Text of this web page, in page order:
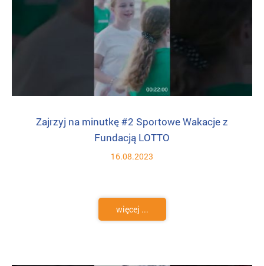
Zajrzyj na minutkę #2 Sportowe Wakacje z
Fundacją LOTTO
16.08.2023
więcej ...